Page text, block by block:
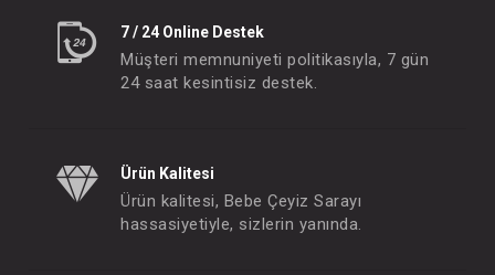
7 / 24 Online Destek
Müşteri memnuniyeti politikasıyla, 7 gün
24 saat kesintisiz destek.
Ürün Kalitesi
Ürün kalitesi, Bebe Çeyiz Sarayı
hassasiyetiyle, sizlerin yanında.